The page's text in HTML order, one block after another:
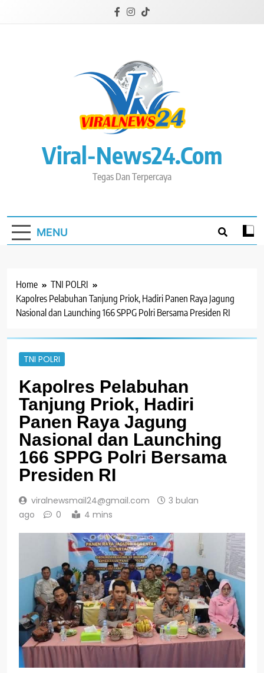
Viral-News24.com
Tegas Dan Terpercaya
MENU
Home
TNI POLRI
Kapolres Pelabuhan Tanjung Priok, Hadiri Panen Raya Jagung
Nasional dan Launching 166 SPPG Polri Bersama Presiden RI
TNI POLRI
Kapolres Pelabuhan
Tanjung Priok, Hadiri
Panen Raya Jagung
Nasional dan Launching
166 SPPG Polri Bersama
Presiden RI
viralnewsmail24@gmail.com
3 bulan
ago
0 4 mins